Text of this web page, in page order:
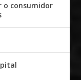
o consumidor